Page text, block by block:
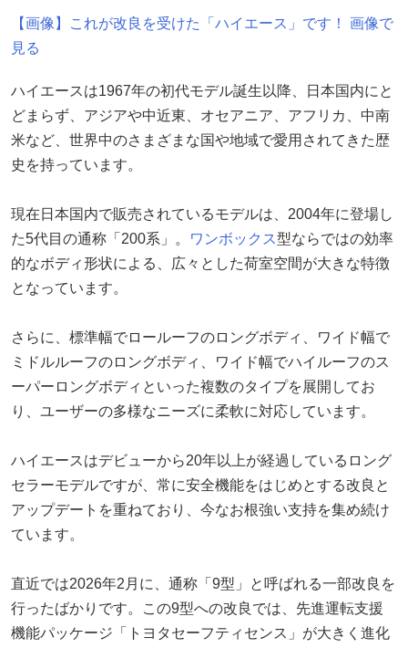
【画像】これが改良を受けた「ハイエース」です！ 画像で
見る
ハイエースは1967年の初代モデル誕生以降、日本国内にと
どまらず、アジアや中近東、オセアニア、アフリカ、中南
米など、世界中のさまざまな国や地域で愛用されてきた歴
史を持っています。
現在日本国内で販売されているモデルは、2004年に登場し
た5代目の通称「200系」。
ワンボックス型ならではの効率
的なボディ形状による、広々とした荷室空間が大きな特徴
となっています。
さらに、標準幅でロールーフのロングボディ、ワイド幅で
ミドルルーフのロングボディ、ワイド幅でハイルーフのス
ーパーロングボディといった複数のタイプを展開してお
り、ユーザーの多様なニーズに柔軟に対応しています。
ハイエースはデビューから20年以上が経過しているロング
セラーモデルですが、常に安全機能をはじめとする改良と
アップデートを重ねており、今なお根強い支持を集め続け
ています。
直近では2026年2月に、通称「9型」と呼ばれる一部改良を
行ったばかりです。この9型への改良では、先進運転支援
機能パッケージ「トヨタセーフティセンス」が大きく進化